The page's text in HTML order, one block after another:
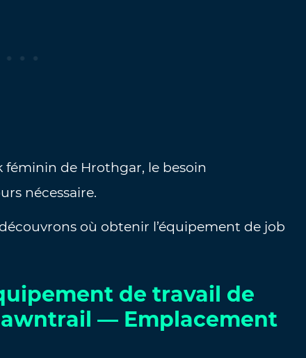
féminin de Hrothgar, le besoin
nécessaire.
où obtenir l’équipement de job
de travail de
— Emplacement